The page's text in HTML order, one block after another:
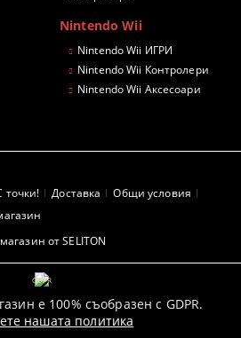
Nintendo Wii
Nintendo Wii ИГРИ
Nintendo Wii Контролери
Nintendo Wii Аксесоари
от SELITON
точки! Доставка
Общи условия
GDPR
е 100% съобразен с GDPR.
нашата политика